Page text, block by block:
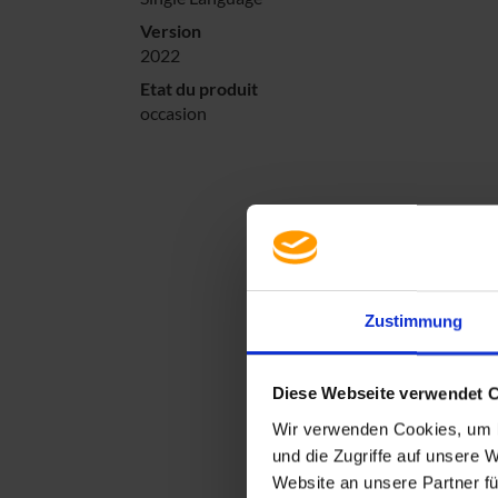
Zustimmung
Diese Webseite verwendet
Wir verwenden Cookies,
und die Zugriffe auf unsere
Website an unsere Partner
Version
2022
Etat du produit
occasion